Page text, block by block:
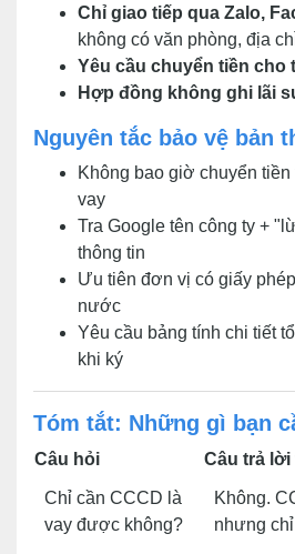
Chỉ giao tiếp qua Zalo,
không có văn phòng, địa
Yêu cầu chuyển tiền cho
Hợp đồng không ghi lãi
Nguyên tắc bảo vệ bản
Không bao giờ chuyển
vay
Tra Google tên công ty +
thông tin
Ưu tiên đơn vị có giấy
nước
Yêu cầu bảng tính chi tiết
khi ký
Tóm tắt: Những gì bạn
Câu hỏi Câu trả
Chỉ cần CCCD là
vay được không?
Không.
nhưng